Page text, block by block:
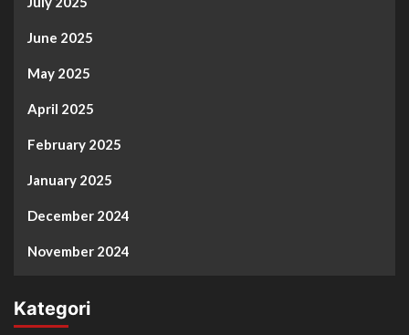
June 2025
May 2025
April 2025
February 2025
January 2025
December 2024
November 2024
Kategori